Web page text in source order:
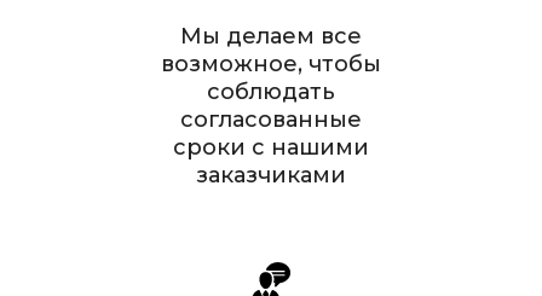
Мы делаем все
возможное, чтобы
соблюдать
согласованные
сроки с нашими
заказчиками